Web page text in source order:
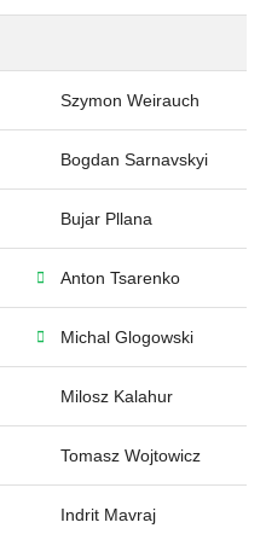
Szymon Weirauch
Bogdan Sarnavskyi
Bujar Pllana
Anton Tsarenko
Michal Glogowski
Milosz Kalahur
Tomasz Wojtowicz
Indrit Mavraj